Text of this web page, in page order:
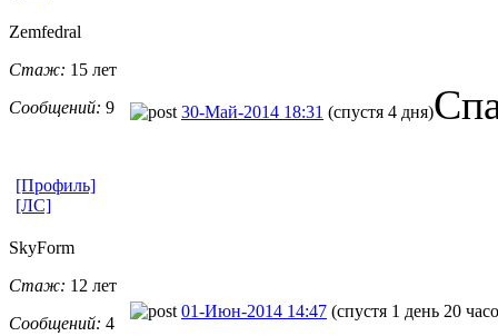
Zemfedral
Стаж: 15 лет
Сообщений: 9 30-Май-2014 18:31 (спустя 4 дня)
[Профиль]
[ЛС]
SkyForm
Стаж: 12 лет
Сообщений: 4
01-Июн-2014 14:47 (спустя 1 день 20